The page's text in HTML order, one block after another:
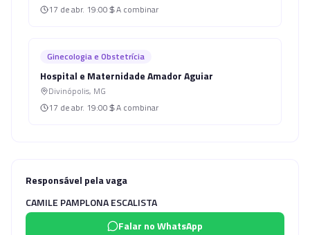
17 de abr. 19:00 A combinar
Ginecologia e Obstetrícia
Hospital e Maternidade Amador Aguiar
Divinópolis, MG
17 de abr. 19:00 A combinar
Responsável pela vaga
CAMILE PAMPLONA ESCALISTA
Falar no WhatsApp